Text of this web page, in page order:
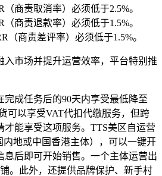
（商责取消率）必须低于2.5%。
（商责退款率）必须低于1.5%。
（商责差评率）必须低于1.5%。
入市场并提升运营效率，平台特别推
完成任务后的90天内享受最低降至
可以享受VAT代扣代缴服务，但跨
才能享受这项服务。TTS美区自运营
内地或中国香港主体），可以一键开
息后即可开始销售。一个主体运营出
。此外，还提供品牌保护、新手村